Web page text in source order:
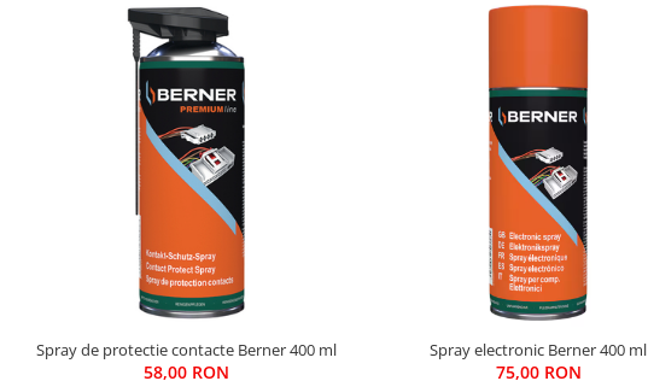
Spray de protectie contacte Berner 400 ml
58,00 RON
Spray electronic Berner 400 ml
75,00 RON